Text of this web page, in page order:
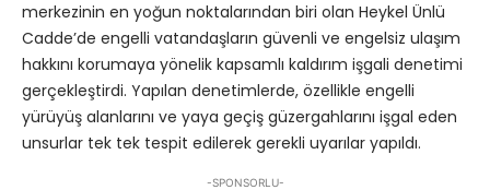
merkezinin en yoğun noktalarından biri olan Heykel Ünlü
Cadde’de engelli vatandaşların güvenli ve engelsiz ulaşım
hakkını korumaya yönelik kapsamlı kaldırım işgali denetimi
gerçekleştirdi. Yapılan denetimlerde, özellikle engelli
yürüyüş alanlarını ve yaya geçiş güzergahlarını işgal eden
unsurlar tek tek tespit edilerek gerekli uyarılar yapıldı.
-SPONSORLU-